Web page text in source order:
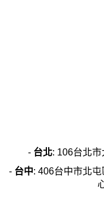
- 台北: 106台北
- 台中: 406台中市北